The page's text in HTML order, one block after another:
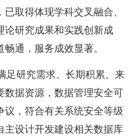
取得体现学科交叉融合、
论研究成果和实践创新成
通，服务成效显著。
足研究需求、长期积累、来
数据资源，数据管理安全可
议，符合有关系统安全等级
主设计开发建设相关数据库